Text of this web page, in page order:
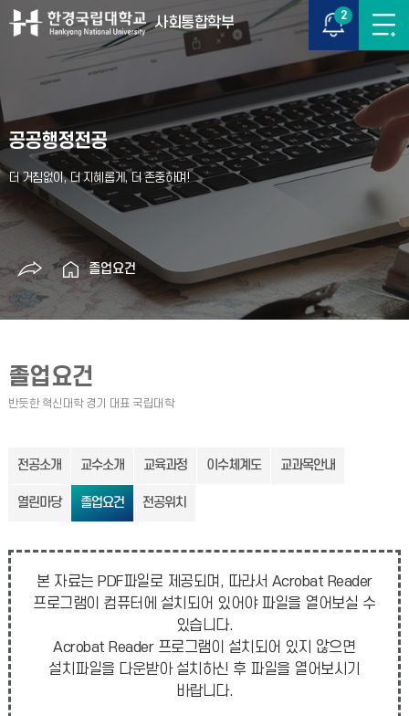
사회통합학부 2
공공행정전공
졸업요건
졸업요건
전공소개 교수소개 교육과정 이수체계도 교과목안내
열린마당 졸업요건 전공위치
본 자료는 PDF파일로 제공되며, 따라서 Acrobat Reader
프로그램이 컴퓨터에 설치되어 있어야 파일을 열어보실 수
있습니다.
Acrobat Reader 프로그램이 설치되어 있지 않으면
설치파일을 다운받아 설치하신 후 파일을 열어보시기
바랍니다.